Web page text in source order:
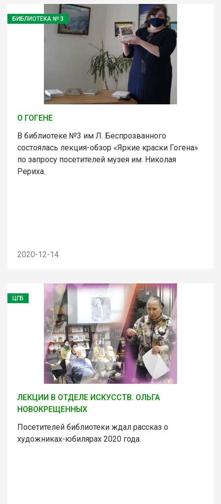
БИБЛИОТЕКА № 3
О ГОГЕНЕ
В библиотеке №3 им Л. Беспрозванного
состоялась лекция-обзор «Яркие краски Гогена»
по запросу посетителей музея им. Николая
Рериха.
2020-12-14
ЦГБ
ЛЕКЦИИ В ОТДЕЛЕ ИСКУССТВ. ОЛЬГА
НОВОКРЕЩЕННЫХ
Посетителей библиотеки ждал рассказ о
художниках-юбилярах 2020 года.